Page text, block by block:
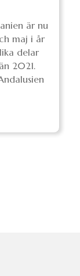
är nu
maj i år
delar
2021.